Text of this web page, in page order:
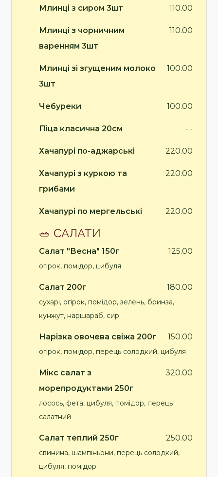
Млинці з сиром 3шт 110.00
Млинці з чорничним
варенням 3шт
110.00
Млинці зі згущеним молоко
3шт
100.00
Чебуреки 100.00
Піца класична 20см -.-
Хачапурі по-аджарські 220.00
Хачапурі з куркою та
грибами
220.00
Хачапурі по мергельські 220.00
🥗 САЛАТИ
Салат "Весна" 150г 125.00
огірок, помідор, цибуля
Салат 200г 180.00
сухарі, огірок, помідор, зелень, бринза,
кунжут, наршараб, сир
Нарізка овочева свіжа 200г 150.00
огірок, помідор, перець солодкий, цибуля
Мікс салат з
морепродуктами 250г
320.00
лосось, фета, цибуля, помідор, перець
салатний
Салат теплий 250г 250.00
свинина, шампіньони, перець солодкий,
цибуля, помідор